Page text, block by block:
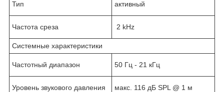
Тип активный
Частота среза 2 kHz
Системные характеристики
Частотный диапазон 50 Гц - 21 кГц
Уровень звукового давления
макс. 116 дБ SPL @ 1 м